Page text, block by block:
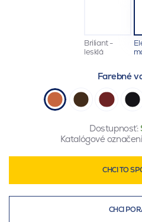
Briliant -
lesklá
Farebné
Dostupnosť:
Katalógové
CHCI TO
CHCI